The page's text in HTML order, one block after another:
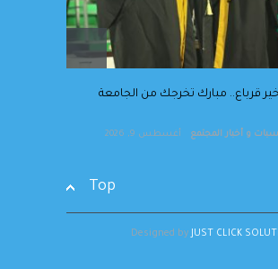
قرباع.. مبارك تخرجك من الجامعة
و أخبار المجتمع أغسطس 9, 2026
Top
JUST CLICK